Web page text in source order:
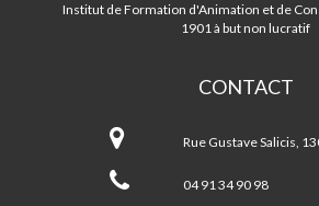
Institut de Formation d'Animation et de
1901 à but non lucratif
CONTACT
BARNABE/LA
FOURRAGERE
Rue Gustave Salicis,
04 91 34 90 98